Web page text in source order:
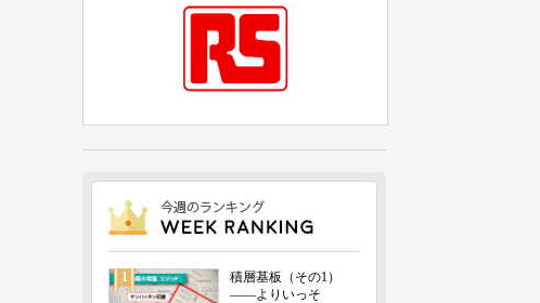
1
積層基板（その1）
――よりいっそ